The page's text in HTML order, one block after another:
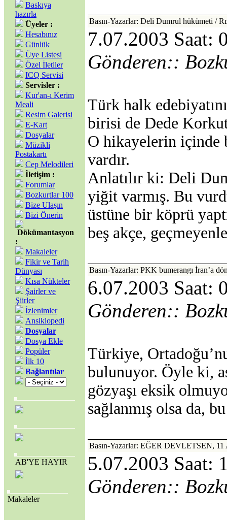
Baskıya
hazırla
Üyeler :
Hesabınız
Günlük
Üye Listesi
Özel İletiler
ICQ Servisi
Servisler :
Kur'an-ı Kerim
Meali
Resim Galerisi
E-Kart
Dosyalar
Müzikli
Postakartı
Cep Melodileri
İletişim :
Forumlar
Bozkurtlar 100
Bize Ulaşın
Bizi Önerin
Dökümantasyon
:
Makaleler
Fikir ve Tarih
Dünyası
Kısa Nükteler
Şairler ve
Şiirler
İzlenimler
Ansiklopedi
Dosyalar
Dosya Ekle
Popüler
İlk 10
Bağlantılar
AB'YE HAYIR
Makaleler
Basın-Yazarlar: Deli Dumrul hükümeti /
7.07.2003 Saat:
Gönderen::
Türk halk
birisi de Dede
O hikayelerin
vardır.
Anlatılır ki: Deli
yiğit varmış. Bu
üstüne bir köprü
beş akçe,
Basın-Yazarlar: PKK bumerangı İran’a
6.07.2003 Saat:
Gönderen::
Türkiye,
bulunuyor. Öyle ki,
gözyaşı eksik
sağlanmış olsa da,
Basın-Yazarlar: EĞER DEVLETSEN,
5.07.2003 Saat:
Gönderen::